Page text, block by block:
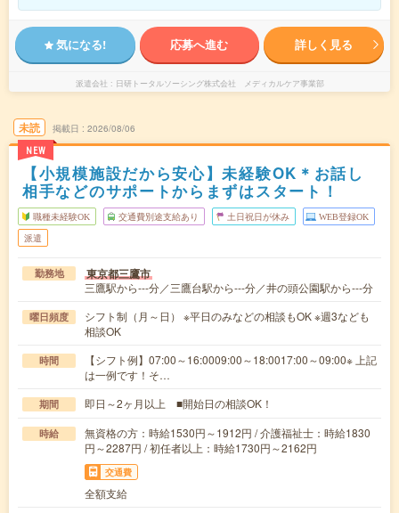
気になる! 応募へ進む 詳しく見る
派遣会社 日研トータルソーシング株式会社 メディカルケア事業部
未読
NEW
掲載日 2026/08/06
【小規模施設だから安心】未経験OK＊お話し
相手などのサポートからまずはスタート！
職種未経験OK 交通費別途支給あり 土日祝日が休み WEB登録OK
派遣
勤務地 東京都三鷹市
三鷹駅から---分／三鷹台駅から---分／井の頭公園駅から---分
曜日頻度
シフト制（月～日） ※平日のみなどの相談もOK ※週3なども
相談OK
時間
【シフト例】07:00～16:0009:00～18:0017:00～09:00※ 上記
は一例です！そ…
期間 即日～2ヶ月以上 ■開始日の相談OK！
時給
無資格の方：時給1530円～1912円 / 介護福祉士：時給1830
円～2287円 / 初任者以上：時給1730円～2162円
交通費
全額支給